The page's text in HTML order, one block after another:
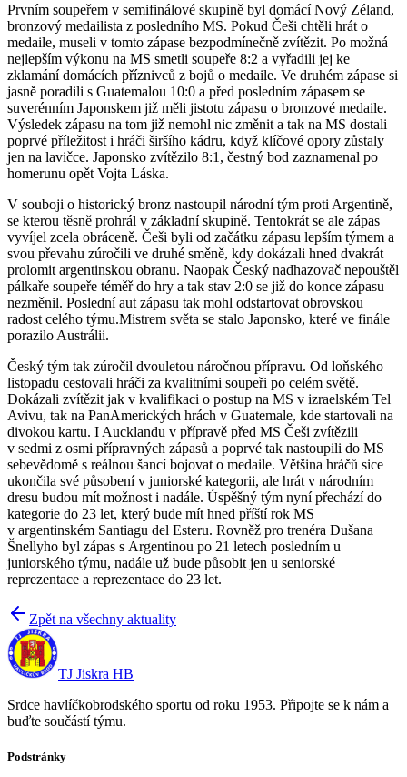
Prvním soupeřem v semifinálové skupině byl domácí Nový Zéland,
bronzový medailista z posledního MS. Pokud Češi chtěli hrát o
medaile, museli v tomto zápase bezpodmínečně zvítězit. Po možná
nejlepším výkonu na MS smetli soupeře 8:2 a vyřadili jej ke
zklamání domácích příznivců z bojů o medaile. Ve druhém zápase si
jasně poradili s Guatemalou 10:0 a před posledním zápasem se
suverénním Japonskem již měli jistotu zápasu o bronzové medaile.
Výsledek zápasu na tom již nemohl nic změnit a tak na MS dostali
poprvé příležitost i hráči širšího kádru, když klíčové opory zůstaly
jen na lavičce. Japonsko zvítězilo 8:1, čestný bod zaznamenal po
homerunu opět Vojta Láska.
V souboji o historický bronz nastoupil národní tým proti Argentině,
se kterou těsně prohrál v základní skupině. Tentokrát se ale zápas
vyvíjel zcela obráceně. Češi byli od začátku zápasu lepším týmem a
svou převahu zúročili ve druhé směně, kdy dokázali hned dvakrát
prolomit argentinskou obranu. Naopak Český nadhazovač nepouštěl
pálkaře soupeře téměř do hry a tak stav 2:0 se již do konce zápasu
nezměnil. Poslední aut zápasu tak mohl odstartovat obrovskou
radost celého týmu.Mistrem světa se stalo Japonsko, které ve finále
porazilo Austrálii.
Český tým tak zúročil dvouletou náročnou přípravu. Od loňského
listopadu cestovali hráči za kvalitními soupeři po celém světě.
Dokázali zvítězit jak v kvalifikaci o postup na MS v izraelském Tel
Avivu, tak na PanAmerických hrách v Guatemale, kde startovali na
divokou kartu. I Aucklandu v přípravě před MS Češi zvítězili
v sedmi z osmi přípravných zápasů a poprvé tak nastoupili do MS
sebevědomě s reálnou šancí bojovat o medaile. Většina hráčů sice
ukončila své působení v juniorské kategorii, ale hrát v národním
dresu budou mít možnost i nadále. Úspěšný tým nyní přechází do
kategorie do 23 let, který bude mít hned příští rok MS
v argentinském Santiagu del Esteru. Rovněž pro trenéra Dušana
Šnellyho byl zápas s Argentinou po 21 letech posledním u
juniorského týmu, nadále už bude působit jen u seniorské
reprezentace a reprezentace do 23 let.
Zpět na všechny aktuality
TJ Jiskra HB
Srdce havlíčkobrodského sportu od roku 1953. Připojte se k nám a
buďte součástí týmu.
Podstránky